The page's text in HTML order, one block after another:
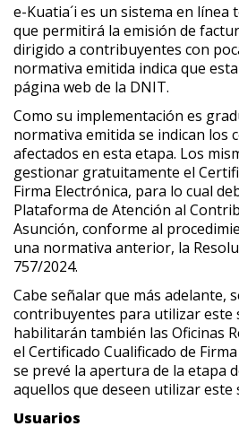
e-Kuatia´i es un sistema en
que permitirá la emisión de
dirigido a contribuyentes con
normativa emitida indica que
página web de la DNIT.
Como su implementación es
normativa emitida se indican los
afectados en esta etapa. Los
gestionar gratuitamente el
Firma Electrónica, para lo cual
Plataforma de Atención al
Asunción, conforme al
una normativa anterior, la
757/2024.
Cabe señalar que más adelante,
contribuyentes para utilizar este
habilitarán también las Oficinas
el Certificado Cualificado de
se prevé la apertura de la etapa
aquellos que deseen utilizar este
Usuarios